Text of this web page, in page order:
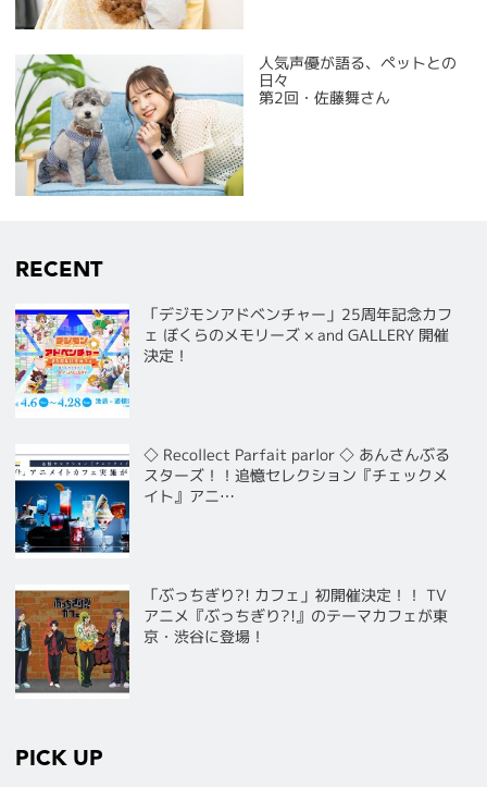
人気声優が語る、ペットとの
日々
第2回・佐藤舞さん
RECENT
「デジモンアドベンチャー」25周年記念カフ
ェ ぼくらのメモリーズ × and GALLERY 開催
決定！
◇ Recollect Parfait parlor ◇ あんさんぶる
スターズ！！追憶セレクション『チェックメ
イト』アニ…
「ぶっちぎり?! カフェ」初開催決定！！ TV
アニメ『ぶっちぎり?!』のテーマカフェが東
京・渋谷に登場！
PICK UP